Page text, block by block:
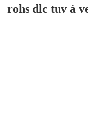
rohs dlc tuv à